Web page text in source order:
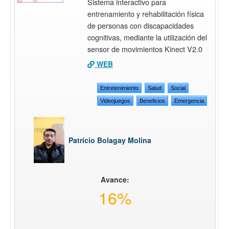
entrenamiento y rehabilitación física
de personas con discapacidades
cognitivas, mediante la utilización del
sensor de movimientos Kinect V2.0
WEB
Entretenimiento Salud Social
Videojuegos Beneficios Emergencia
Patricio Bolagay Molina
Avance:
16%